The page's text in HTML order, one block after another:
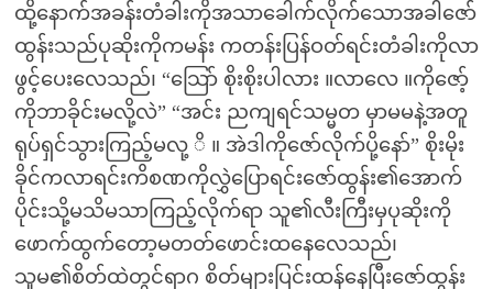
ထို့နောက်အခန်းတံခါးကိုအသာခေါက်လိုက်သောအခါဇော်
ထွန်းသည်ပုဆိုးကိုကမန်း ကတန်းပြန်ဝတ်ရင်းတံခါးကိုလာ
ဖွင့်ပေးလေသည်၊ “သြော် စိုးစိုးပါလား ။လာလေ ။ကိုဇော့်
ကိုဘာခိုင်းမလို့လဲ” “အင်း ညကျရင်သမ္မတ မှာမမနဲ့အတူ
ရုပ်ရှင်သွားကြည့်မလု့ ိ ။ အဲဒါကိုဇော်လိုက်ပို့နော်” စိုးမိုး
ခိုင်ကလာရင်းကိစဏကိုလွှဲပြောရင်းဇော်ထွန်း၏အောက်
ပိုင်းသို့မသိမသာကြည့်လိုက်ရာ သူ၏လီးကြီးမှပုဆိုးကို
ဖောက်ထွက်တော့မတတ်ဖောင်းထနေလေသည်၊
သူမ၏စိတ်ထဲတွင်ရာဂ စိတ်များပြင်းထန်နေပြီးဇော်ထွန်း